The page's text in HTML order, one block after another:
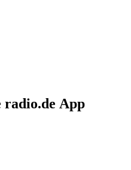
radio.de App